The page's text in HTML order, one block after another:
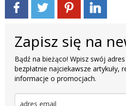
Zapisz się na
Bądź na bieżąco! Wpisz swój
bezpłatnie najciekawsze artykuły,
informacje o promocjach.